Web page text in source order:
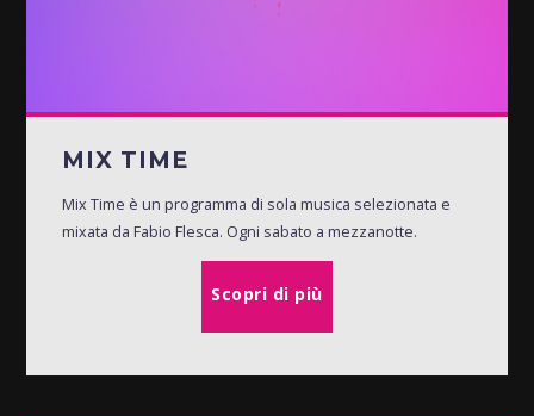
MIX TIME
Mix Time è un programma di sola musica selezionata e
mixata da Fabio Flesca. Ogni sabato a mezzanotte.
Scopri di più